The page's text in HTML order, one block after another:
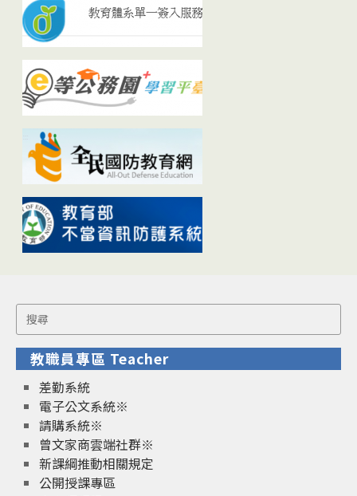
Search
for:
教職員專區 Teacher
差勤系統
電子公文系統※
請購系統※
曾文家商雲端社群※
新課綱推動相關規定
公開授課專區